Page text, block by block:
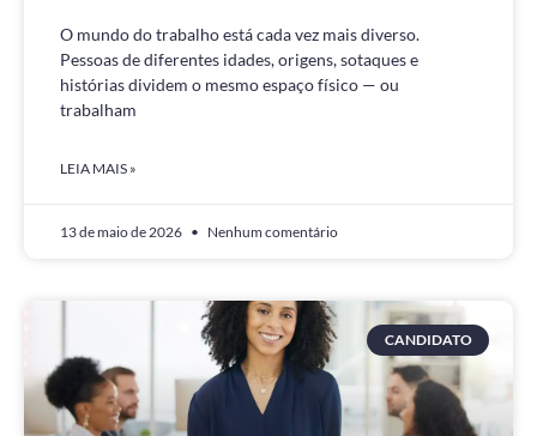
O mundo do trabalho está cada vez mais diverso.
Pessoas de diferentes idades, origens, sotaques e
histórias dividem o mesmo espaço físico — ou
trabalham
LEIA MAIS »
13 de maio de 2026 Nenhum comentário
CANDIDATO